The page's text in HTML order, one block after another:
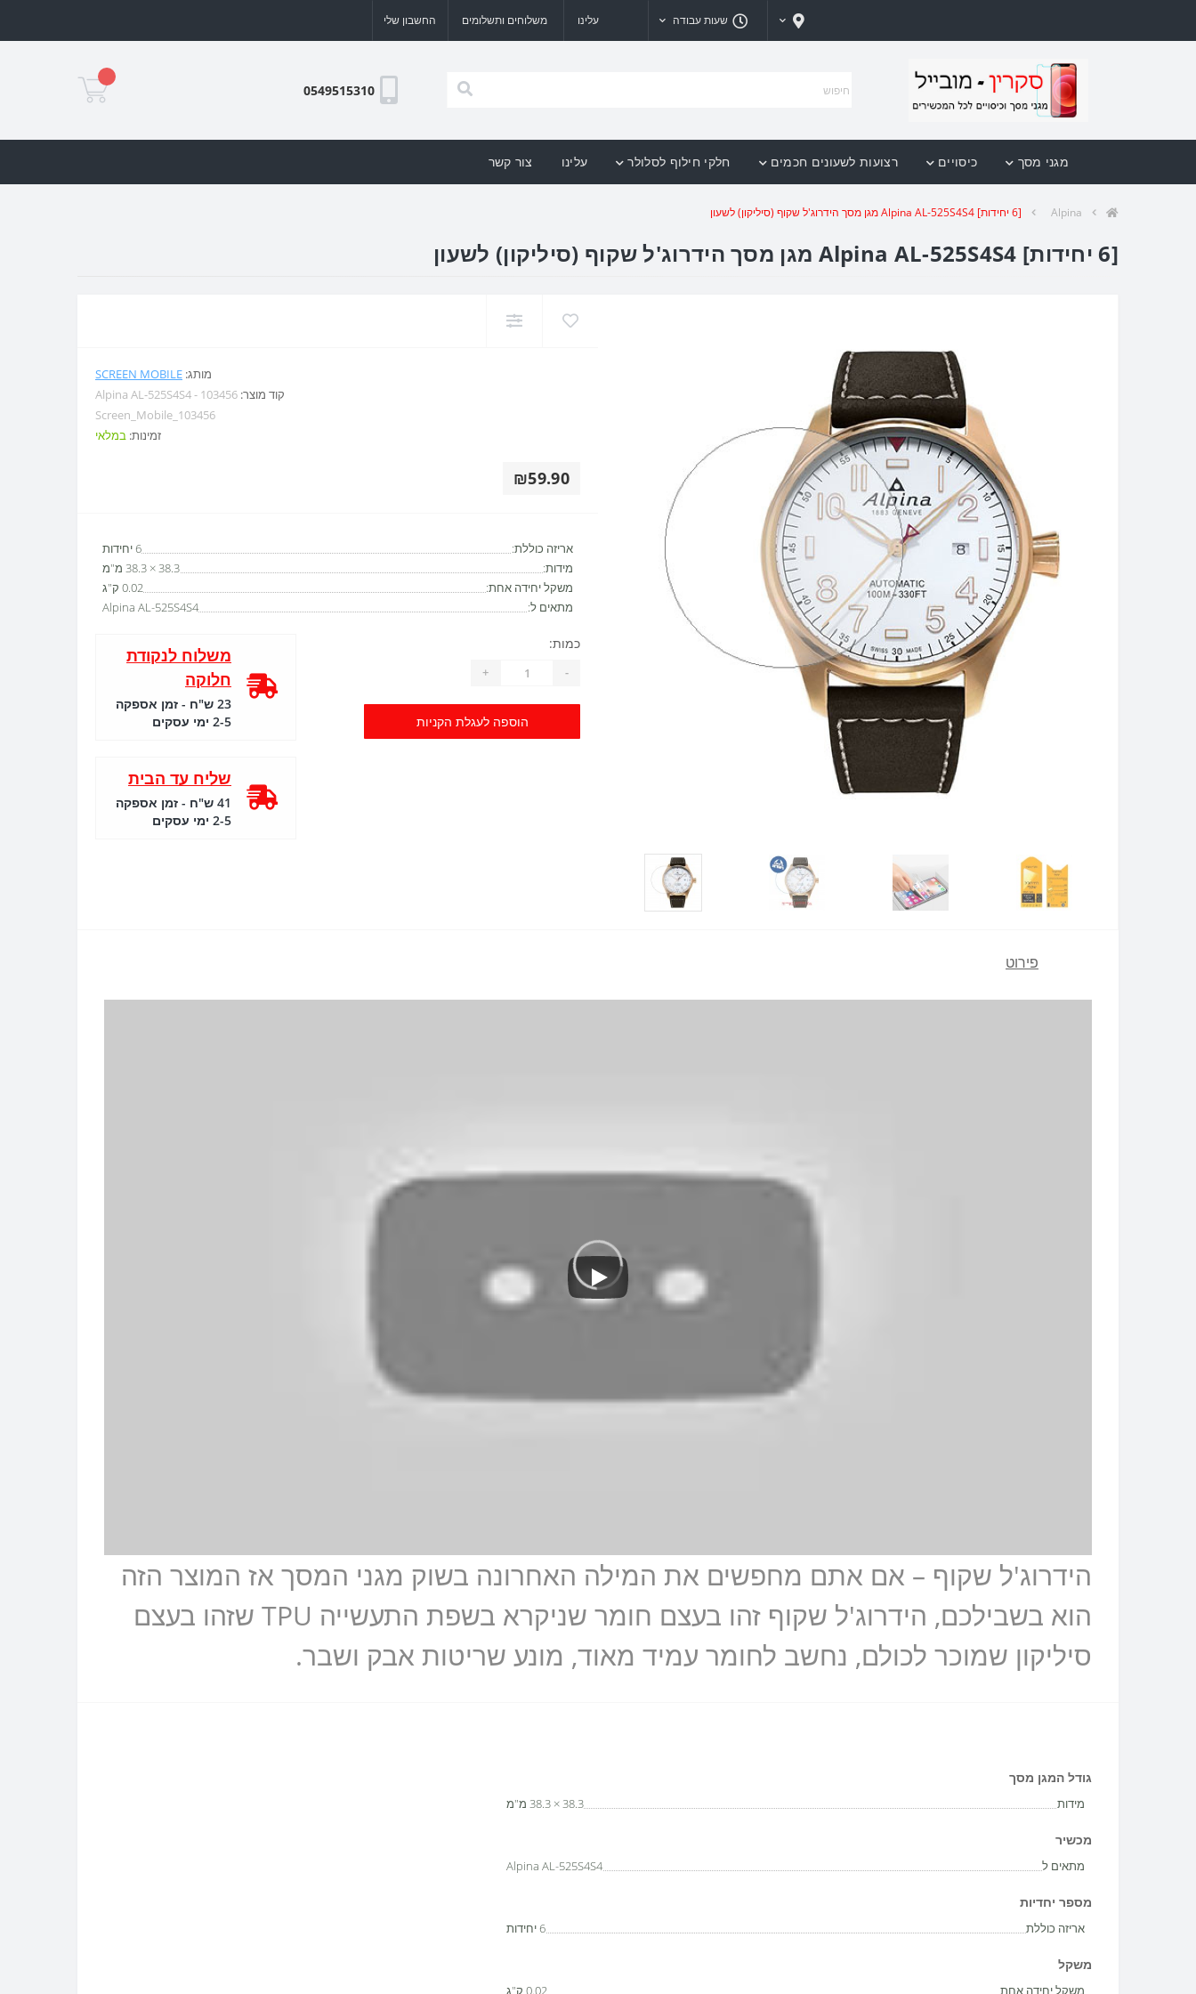
שעות עבודה עלינו משלוחים ותשלומים החשבון שלי
0549515310
מגני מסך כיסויים רצועות לשעונים חכמים חלקי חילוף לסלולר עלינו צור קשר
Alpina [6 יחידות] Alpina AL-525S4S4 מגן מסך הידרוג'ל שקוף (סיליקון) לשעון
[6 יחידות] Alpina AL-525S4S4 מגן מסך הידרוג'ל שקוף (סיליקון) לשעון
מותג: SCREEN MOBILE
קוד מוצר: Alpina AL-525S4S4 - 103456
Screen_Mobile_103456
זמינות: במלאי
₪59.90
אריזה כוללת:
6 יחידות
מידות:
38.3 × 38.3 מ"מ
משקל יחידה אחת:
0.02 ק"ג
מתאים ל:
Alpina AL-525S4S4
כמות:
-
+
הוספה לעגלת הקניות
משלוח לנקודת
חלוקה
23 ש"ח - זמן אספקה
2-5 ימי עסקים
שליח עד הבית
41 ש"ח - זמן אספקה
2-5 ימי עסקים
פירוט
הידרוג'ל שקוף – אם אתם מחפשים את המילה האחרונה בשוק מגני המסך אז המוצר הזה
הוא בשבילכם, הידרוג'ל שקוף זהו בעצם חומר שניקרא בשפת התעשייה TPU שזהו בעצם
סיליקון שמוכר לכולם, נחשב לחומר עמיד מאוד, מונע שריטות אבק ושבר.
גודל המגן מסך
מידות 38.3 × 38.3 מ"מ
מכשיר
מתאים ל Alpina AL-525S4S4
מספר יחדיות
אריזה כוללת 6 יחידות
משקל
משקל יחידה אחת 0.02 ק"ג